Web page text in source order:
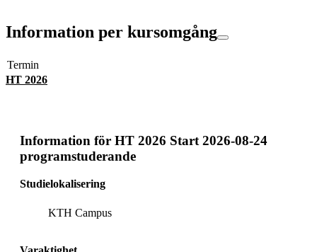
Information per kursomgång
Termin
HT 2026
Information för HT 2026 Start 2026-08-24
programstuderande
Studielokalisering
KTH Campus